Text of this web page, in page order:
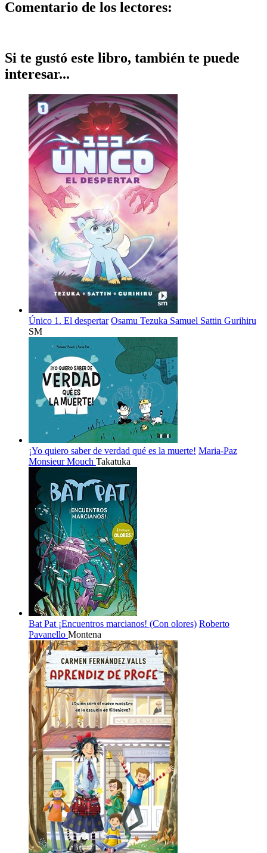
Comentario de los lectores:
Si te gustó este libro, también te puede
interesar...
Único 1. El despertar Osamu Tezuka Samuel Sattin Gurihiru
SM
¡Yo quiero saber de verdad qué es la muerte! Maria-Paz
Monsieur Mouch Takatuka
Bat Pat ¡Encuentros marcianos! (Con olores) Roberto
Pavanello Montena